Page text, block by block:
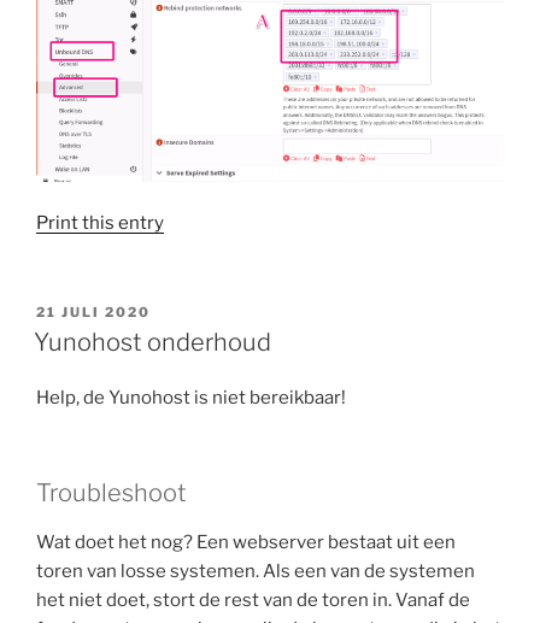
Print this entry
GEPLAATST
OP
21 JULI 2020
Yunohost onderhoud
Help, de Yunohost is niet bereikbaar!
Troubleshoot
Wat doet het nog? Een webserver bestaat uit een
toren van losse systemen. Als een van de systemen
het niet doet, stort de rest van de toren in. Vanaf de